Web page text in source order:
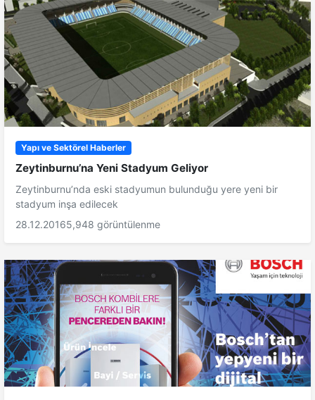
Yapı ve Sektörel Haberler
Zeytinburnu’na Yeni Stadyum Geliyor
Zeytinburnu’nda eski stadyumun bulunduğu yere yeni bir
stadyum inşa edilecek
28.12.20165,948 görüntülenme